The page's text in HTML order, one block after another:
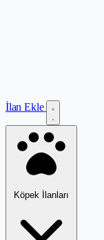
İlan Ekle
Köpek İlanları